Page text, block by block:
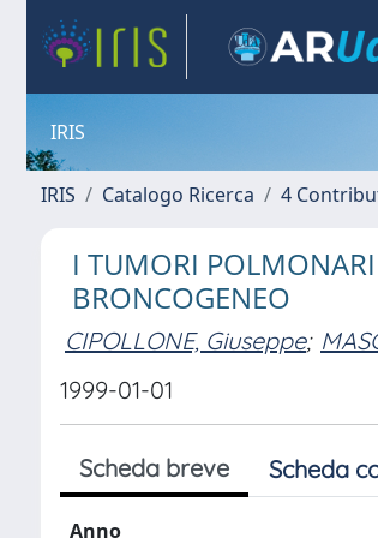
IRIS
IRIS Catalogo Ricerca 4
I TUMORI
BRONCOGENEO
CIPOLLONE, Giuseppe;
1999-01-01
Scheda breve Scheda
Anno